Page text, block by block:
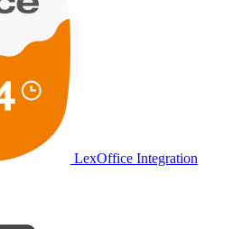
LexOffice Integration